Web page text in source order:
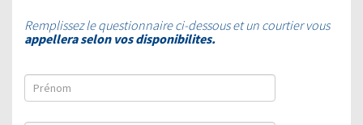
Remplissez le questionnaire ci-dessous et un courtier vous
appellera selon vos disponibilites.